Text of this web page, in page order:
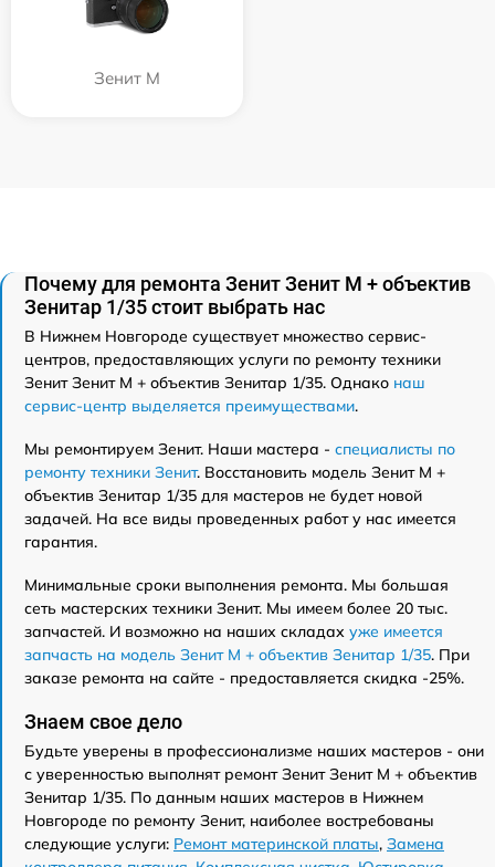
Зенит M
Почему для ремонта Зенит Зенит М + объектив
Зенитар 1/35 стоит выбрать нас
В Нижнем Новгороде существует множество сервис-
центров, предоставляющих услуги по ремонту техники
Зенит Зенит М + объектив Зенитар 1/35. Однако наш
сервис-центр выделяется преимуществами.
Мы ремонтируем Зенит. Наши мастера - специалисты по
ремонту техники Зенит. Восстановить модель Зенит М +
объектив Зенитар 1/35 для мастеров не будет новой
задачей. На все виды проведенных работ у нас имеется
гарантия.
Минимальные сроки выполнения ремонта. Мы большая
сеть мастерских техники Зенит. Мы имеем более 20 тыс.
запчастей. И возможно на наших складах уже имеется
запчасть на модель Зенит М + объектив Зенитар 1/35. При
заказе ремонта на сайте - предоставляется скидка -25%.
Знаем свое дело
Будьте уверены в профессионализме наших мастеров - они
с уверенностью выполнят ремонт Зенит Зенит М + объектив
Зенитар 1/35. По данным наших мастеров в Нижнем
Новгороде по ремонту Зенит, наиболее востребованы
следующие услуги: Ремонт материнской платы, Замена